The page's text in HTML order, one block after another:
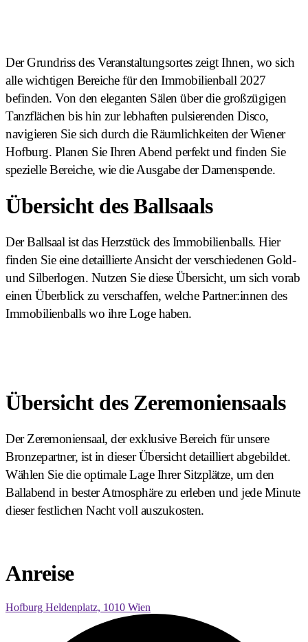
Der Grundriss des Veranstaltungsortes zeigt Ihnen, wo sich
alle wichtigen Bereiche für den Immobilienball 2027
befinden. Von den eleganten Sälen über die großzügigen
Tanzflächen bis hin zur lebhaften pulsierenden Disco,
navigieren Sie sich durch die Räumlichkeiten der Wiener
Hofburg. Planen Sie Ihren Abend perfekt und finden Sie
spezielle Bereiche, wie die Ausgabe der Damenspende.
Übersicht des Ballsaals
Der Ballsaal ist das Herzstück des Immobilienballs. Hier
finden Sie eine detaillierte Ansicht der verschiedenen Gold-
und Silberlogen. Nutzen Sie diese Übersicht, um sich vorab
einen Überblick zu verschaffen, welche Partner:innen des
Immobilienballs wo ihre Loge haben.
Übersicht des Zeremoniensaals
Der Zeremoniensaal, der exklusive Bereich für unsere
Bronzepartner, ist in dieser Übersicht detailliert abgebildet.
Wählen Sie die optimale Lage Ihrer Sitzplätze, um den
Ballabend in bester Atmosphäre zu erleben und jede Minute
dieser festlichen Nacht voll auszukosten.
Anreise
Hofburg Heldenplatz, 1010 Wien